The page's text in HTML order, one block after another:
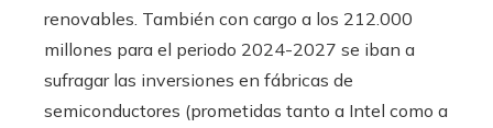
renovables. También con cargo a los 212.000
millones para el periodo 2024-2027 se iban a
sufragar las inversiones en fábricas de
semiconductores (prometidas tanto a Intel como a